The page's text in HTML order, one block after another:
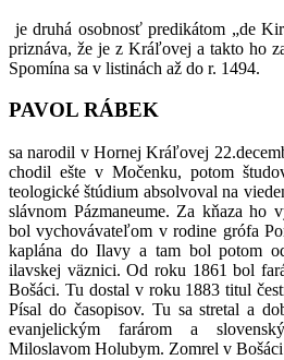
je druhá osobnosť predikátom „de
priznáva, že je z Kráľovej a takto ho
Spomína sa v listinách až do r. 1494.
PAVOL RÁBEK
sa narodil v Hornej Kráľovej
chodil ešte v Močenku, potom
teologické štúdium absolvoval na
slávnom Pázmaneume. Za kňaza ho
bol vychovávateľom v rodine grófa
kaplána do Ilavy a tam bol potom
ilavskej väznici. Od roku 1861 bol
Bošáci. Tu dostal v roku 1883 titul
Písal do časopisov. Tu sa stretal a
evanjelickým farárom a
Miloslavom Holubym. Zomrel v